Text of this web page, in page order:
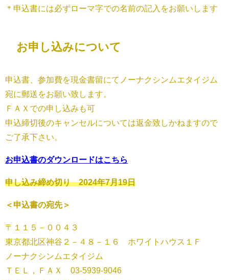
＊申込書には必ずローマ字での名前の記入をお願いします
お申し込みについて
申込書、参加費を現金書留にてノーナクシンムエタイジム
宛に郵送をお願い致します。
ＦＡＸでの申し込みも可
申込締切後のキャンセルについては返金致しかねますので
ご了承下さい。
お申込書のダウンロードはこちら
申し込み締め切り 2024年7月19日
＜申込書の宛先＞
〒１１５－００４３
東京都北区神谷２－４８－１６ ホワイトハウス１Ｆ
ノーナクシンムエタイジム
ＴＥＬ，ＦＡＸ 03-5939-9046